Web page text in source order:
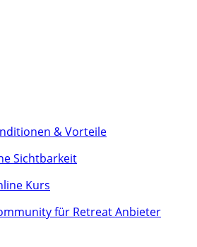
& Vorteile
Sichtbarkeit
Kurs
für Retreat Anbieter